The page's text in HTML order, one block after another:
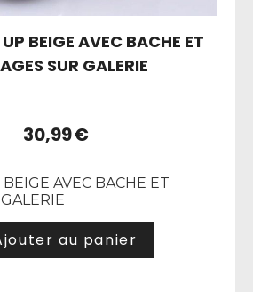
BEIGE AVEC BACHE ET
SUR GALERIE
30,99€
AVEC BACHE ET
au panier